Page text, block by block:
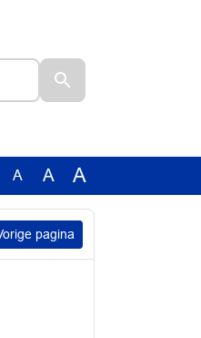
A A A
pagina